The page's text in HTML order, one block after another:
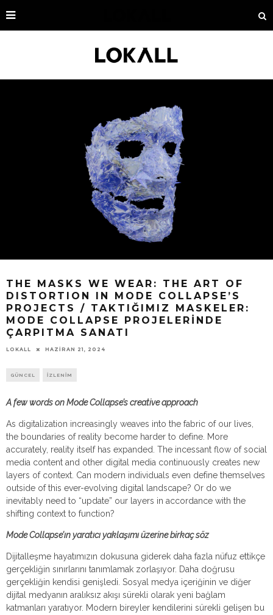
THE MASKS WE WEAR: THE ART OF
DISTORTION IN MODE COLLAPSE’S
PROJECTS / TAKTIĞIMIZ MASKELER:
MODE COLLAPSE PROJELERINDE
ÇARPITMA SANATI
LOKALL HAZIRAN 21, 2024
GÜNCEL İZLENİM
A few words on Mode Collapse’s creative approach
As digitalization increasingly weaves into the fabric of our lives,
the boundaries of reality become harder to define. More
accurately, reality itself has expanded. The incessant flow of social
media content and other digital media continuously creates new
layers of context. Can modern individuals even define themselves
outside of this ever-evolving digital landscape? Or do we
inevitably need to “update” our layers in accordance with the
shifting context to function?
Mode Collapse’ın yaratıcı yaklaşımı üzerine birkaç söz
Dijitalleşme hayatımızın dokusuna giderek daha fazla nüfuz ettikçe
gerçekliğin sınırlarını tanımlamak zorlaşıyor. Daha doğrusu
gerçekliğin kendisi genişledi. Sosyal medya içeriğinin ve diğer
dijital medyanın aralıksız akışı sürekli olarak yeni bağlam
katmanları yaratıyor. Modern bireyler kendilerini sürekli gelişen bu